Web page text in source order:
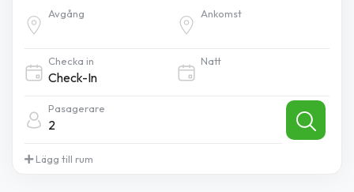
Avgång Ankomst
Checka in Natt
Pasagerare
2
Lägg till rum